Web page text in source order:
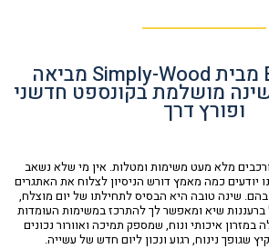
Better-Sleep מבית Simply-Wood מביאה
מושלמת בקונספט חדשני
ופורץ דרך
מלא מעט משימות ומטלות. אין מי שלא נשאב
יודעים כמה מאמץ דורש הניסיון לצלוח את האתגרים
בהם. שינה טובה היא הבסיס לתחילתו של יום מוצלח,
ברעננות שיא ומאפשר לך להתרכז במשימות העומדות
איכותי ונוח, שמספק תמיכה ואוורור נכונים
שגופך נינוח, רגוע ונכון ליום חדש של עשייה.